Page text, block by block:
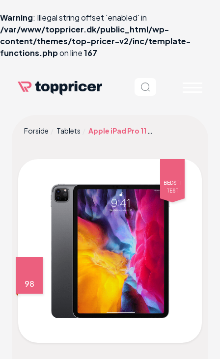
Warning: Illegal string offset 'enabled' in
/var/www/toppricer.dk/public_html/wp-
content/themes/top-pricer-v2/inc/template-
functions.phpon line167
Forside Tablets Apple iPad Pro 11 256GB
98
BEDST I
TEST